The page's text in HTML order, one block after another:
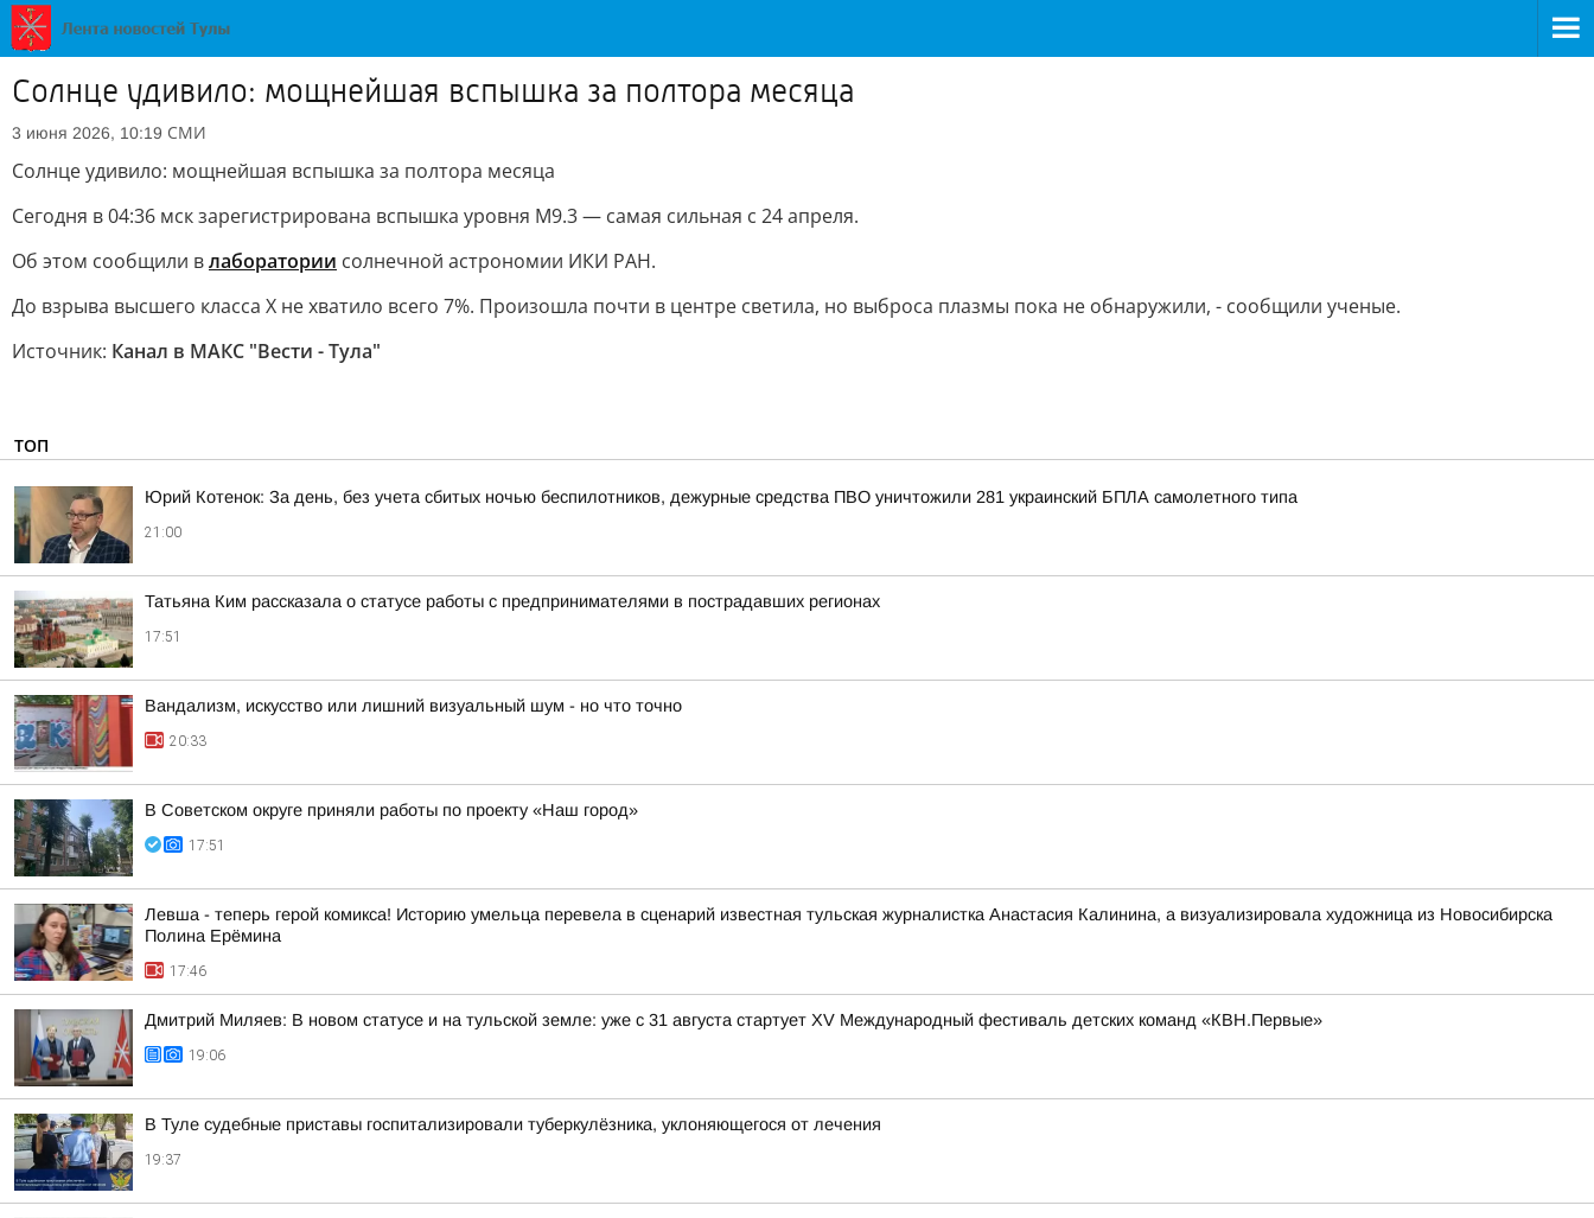
Солнце удивило: мощнейшая вспышка за полтора месяца
3 июня 2026, 10:19 СМИ
Солнце удивило: мощнейшая вспышка за полтора месяца
Сегодня в 04:36 мск зарегистрирована вспышка уровня M9.3 — самая сильная с 24 апреля.
Об этом сообщили влаборатории солнечной астрономии ИКИ РАН.
До взрыва высшего класса X не хватило всего 7%. Произошла почти в центре светила, но выброса плазмы пока не обнаружили, - сообщили ученые.
Источник: Канал в МАКС "Вести - Тула"
ТОП
Юрий Котенок: За день, без учета сбитых ночью беспилотников, дежурные средства ПВО уничтожили 281 украинский БПЛА самолетного типа
21:00
Татьяна Ким рассказала о статусе работы с предпринимателями в пострадавших регионах
17:51
Вандализм, искусство или лишний визуальный шум - но что точно
20:33
В Советском округе приняли работы по проекту «Наш город»
17:51
Левша - теперь герой комикса! Историю умельца перевела в сценарий известная тульская журналистка Анастасия Калинина, а визуализировала художница из Новосибирска
Полина Ерёмина
17:46
Дмитрий Миляев: В новом статусе и на тульской земле: уже с 31 августа стартует XV Международный фестиваль детских команд «КВН.Первые»
19:06
В Туле судебные приставы госпитализировали туберкулёзника, уклоняющегося от лечения
19:37